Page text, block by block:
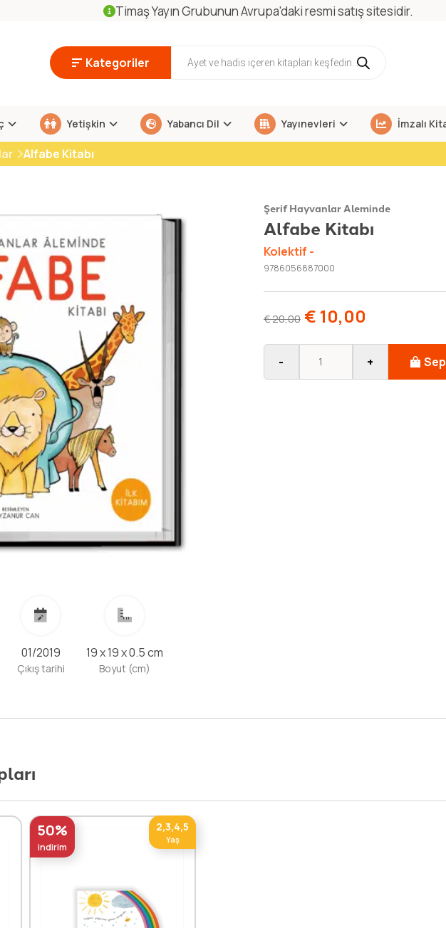
Timaş Yayın Grubunun Avrupa'daki resmi satış sitesidir.
Kategoriler
Yetişkin Yabancı Dil Yayınevleri İmzalı
Alfabe Kitabı
01/2019
Çıkış tarihi
19 x 19 x 0.5 cm
Boyut (cm)
Şerif Hayvanlar Aleminde
Alfabe Kitabı
Kolektif -
9786056887000
€20,00 € 10,00
- +
50%
indirim
2,3,4,5
Yaş